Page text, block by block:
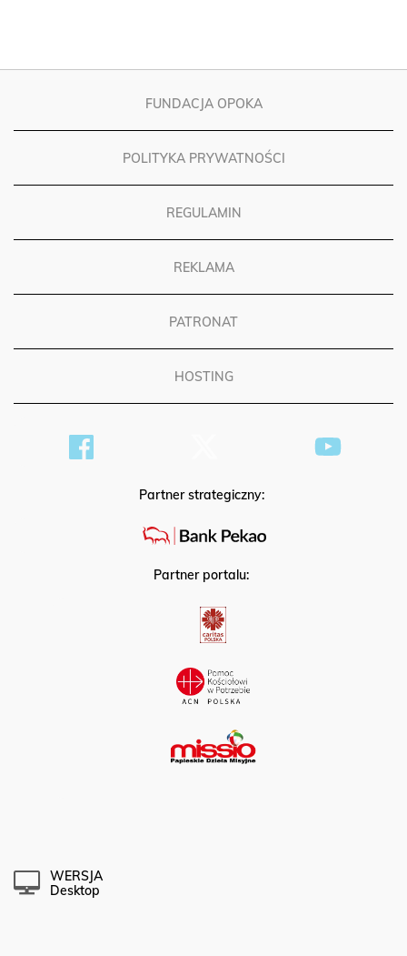
FUNDACJA OPOKA
POLITYKA PRYWATNOŚCI
REGULAMIN
REKLAMA
PATRONAT
HOSTING
Partner strategiczny:
Partner portalu:
WERSJA
Desktop